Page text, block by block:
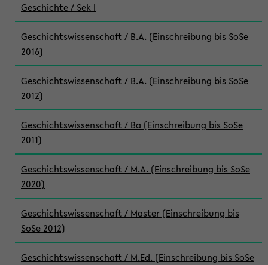
Geschichte / Sek I
Geschichtswissenschaft / B.A. (Einschreibung bis SoSe
2016)
Geschichtswissenschaft / B.A. (Einschreibung bis SoSe
2012)
Geschichtswissenschaft / Ba (Einschreibung bis SoSe
2011)
Geschichtswissenschaft / M.A. (Einschreibung bis SoSe
2020)
Geschichtswissenschaft / Master (Einschreibung bis
SoSe 2012)
Geschichtswissenschaft / M.Ed. (Einschreibung bis SoSe